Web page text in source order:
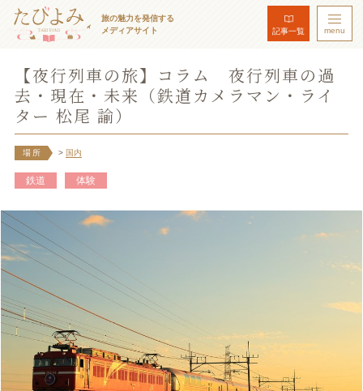
旅の魅力を発信する
メディアサイト
記事一覧 menu
【夜行列車の旅】コラム 夜行列車の過
去・現在・未来（鉄道カメラマン・ライ
ター 松尾 諭）
場所 > 国内
鉄道 体験